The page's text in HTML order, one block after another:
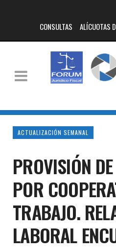
CONSULTAS ALÍCUOTAS
ACTUALIZACIÓN SEMANAL
PROVISIÓN
POR
TRABAJO.
LABORAL